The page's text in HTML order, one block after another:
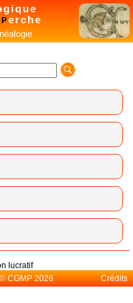
Perche
lucratif
CGMP 2026 Crédits